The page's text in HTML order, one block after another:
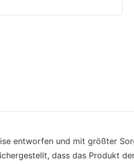
entworfen und mit größter
dass das Produkt